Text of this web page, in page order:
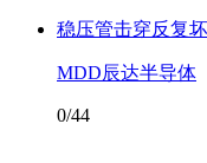
稳压管击穿反复
MDD辰达半导体
0/44